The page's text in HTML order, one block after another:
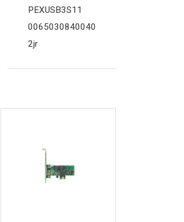
PEXUSB3S11
0065030840040
2jr
Bekijk meer informatie